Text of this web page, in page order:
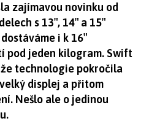
zajímavou novinku od
s 13″, 14″ a 15″
i k 16″
pod jeden kilogram. Swift
technologie pokročila
displej a přitom
Nešlo ale o jedinou